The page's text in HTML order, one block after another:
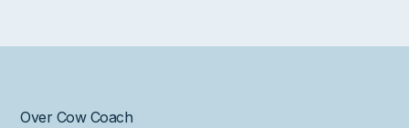
Over Cow Coach